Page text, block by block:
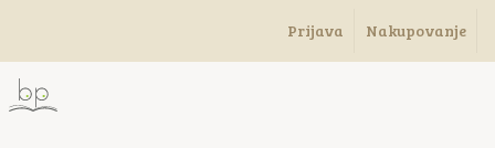
Prijava Nakupovanje